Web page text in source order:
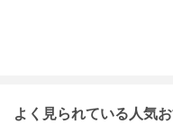
よく見られている人気